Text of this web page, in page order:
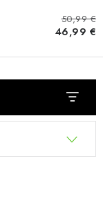
50,99 €
46,99 €